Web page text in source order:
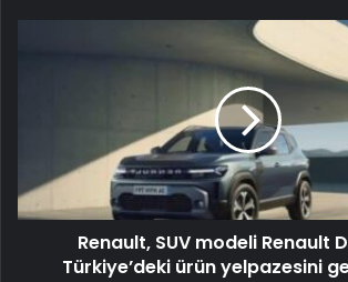
Renault, SUV modeli Renault
Türkiye’deki ürün yelpazesini